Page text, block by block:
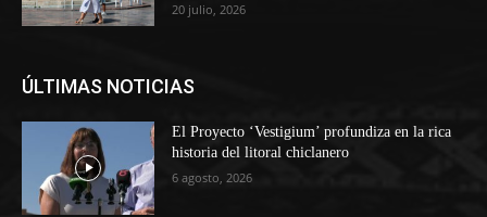
20 julio, 2026
ÚLTIMAS NOTICIAS
El Proyecto ‘Vestigium’ profundiza en la rica
historia del litoral chiclanero
6 agosto, 2026